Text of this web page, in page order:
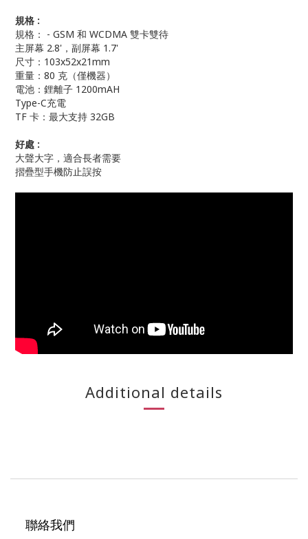
規格 :
規格： - GSM 和 WCDMA 雙卡雙待
主屏幕 2.8'，副屏幕 1.7'
尺寸：103x52x21mm
重量：80 克（僅機器）
電池：鋰離子 1200mAH
Type-C充電
TF 卡：最大支持 32GB
好處 :
大聲大字，適合長者需要
摺疊型手機防止誤按
Additional details
聯絡我們